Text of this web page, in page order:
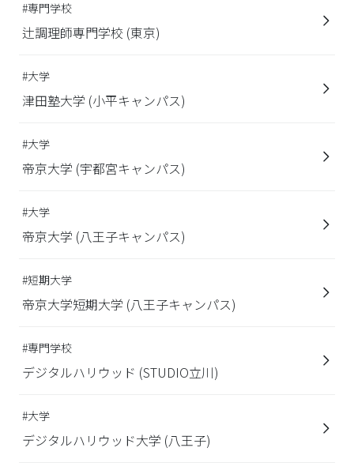
#専門学校
辻調理師専門学校 (東京)
#大学
津田塾大学 (小平キャンパス)
#大学
帝京大学 (宇都宮キャンパス)
#大学
帝京大学 (八王子キャンパス)
#短期大学
帝京大学短期大学 (八王子キャンパス)
#専門学校
デジタルハリウッド (STUDIO立川)
#大学
デジタルハリウッド大学 (八王子)